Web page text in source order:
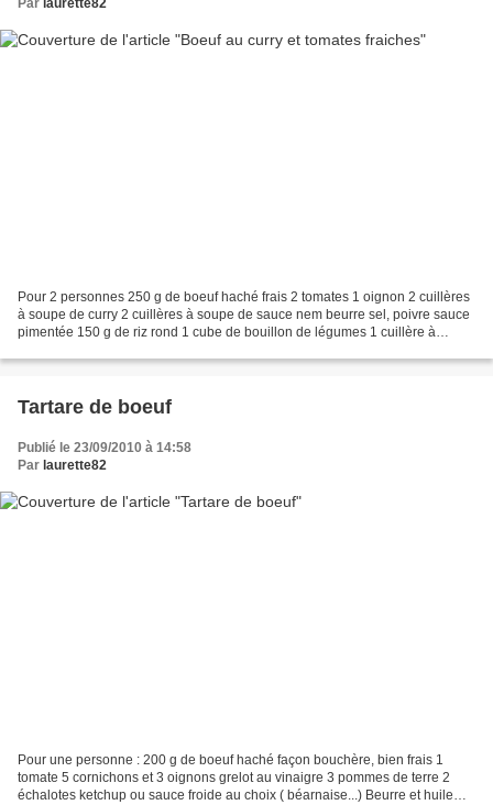
Pour 2 personnes 250 g de boeuf haché frais 2 tomates 1 oignon 2 cuillères
à soupe de curry 2 cuillères à soupe de sauce nem beurre sel, poivre sauce
pimentée 150 g de riz rond 1 cube de bouillon de légumes 1 cuillère à
Tartare de boeuf
Publié le 23/09/2010 à 14:58
Par laurette82
Pour une personne : 200 g de boeuf haché façon bouchère, bien frais 1
tomate 5 cornichons et 3 oignons grelot au vinaigre 3 pommes de terre 2
échalotes ketchup ou sauce froide au choix ( béarnaise...) Beurre et huile